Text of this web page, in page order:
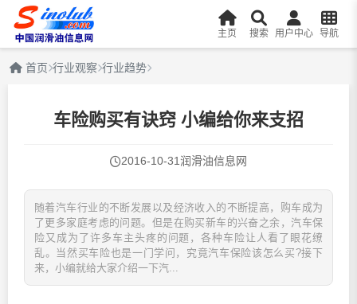
主页 搜索 用户中心 导航
首页 行业观察 行业趋势
车险购买有诀窍 小编给你来支招
2016-10-31润滑油信息网
随着汽车行业的不断发展以及经济收入的不断提高，购车成为
了更多家庭考虑的问题。但是在购买新车的兴奋之余，汽车保
险又成为了许多车主头疼的问题，各种车险让人看了眼花缭
乱。当然买车险也是一门学问，究竟汽车保险该怎么买?接下
来，小编就给大家介绍一下汽...